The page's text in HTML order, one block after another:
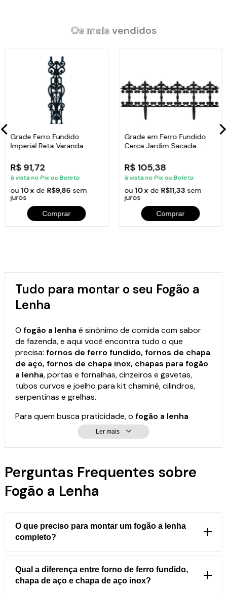
Os maisvendidos
Grade Ferro Fundido
Imperial Reta Varanda
R$ 91,72
à vista no Pix ou Boleto
ou10 x de R$9,86 sem
juros
Comprar
Grade em Ferro Fundido
Cerca Jardim Sacada
R$ 105,38
à vista no Pix ou Boleto
ou 10 x de R$11,33 sem
juros
Comprar
Tudo para montar o seu Fogão a
Lenha
Ofogão a lenha é sinônimo de comida com sabor
de fazenda, e aqui você encontra tudo o que
precisa:fornos de ferro fundido, fornos de chapa
de aço, fornos de chapa inox, chapas para fogão
a lenha, portas e fornalhas, cinzeiros e gavetas,
tubos curvos e joelho para kit chaminé, cilindros,
serpentinas e grelhas.
Para quem busca praticidade, ofogão a lenha
(também chamado de fogão campeiro)
pode ser levado para qualquer lugar — da varanda
1 a 2 bocas.
Já para quem deseja uma estrutura mais completa,
ofogão a lenha com chapa de furos, carrinho e
fumaça no ambiente e rodinhas para facilitar o
transporte, além de bancada auxiliar para o preparo
Principais modelos disponíveis:
Ler mais
Perguntas Frequentes sobre
Fogão a Lenha
O que preciso para montar um fogão a lenha
completo?
aço/inox),chapa com furos(3 a 8 furos, com ou
sem bifeteira),porta para forno e fornalha
Qual a diferença entre forno de ferro fundido,
chapa de aço e chapa de aço inox?